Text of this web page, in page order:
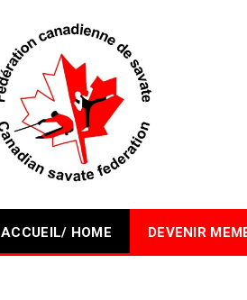
ACCUEIL/ HOME DEVENIR